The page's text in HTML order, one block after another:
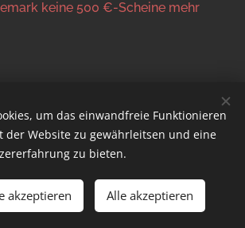
keine 500 €-Scheine mehr
Arrild Fiskesø ApS, alle Rechte vorbehalten
// Datenschutz
Sprachen
Deutsch
Dansk
um das einwandfreie Funktionieren
der Website zu gewährleitsen und eine
zu bieten.
akzeptieren Alle akzeptieren